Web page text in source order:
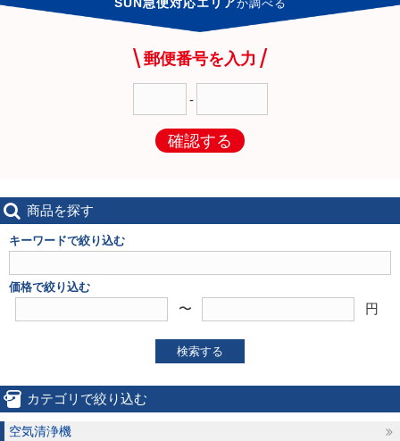
か調べる
郵便番号を入力
-
確認する
商品を探す
キーワードで絞り込む
価格で絞り込む
〜 円
検索する
カテゴリで絞り込む
空気清浄機